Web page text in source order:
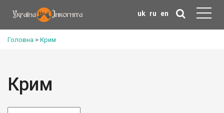
uk ru en
Головна > Крим
Крим